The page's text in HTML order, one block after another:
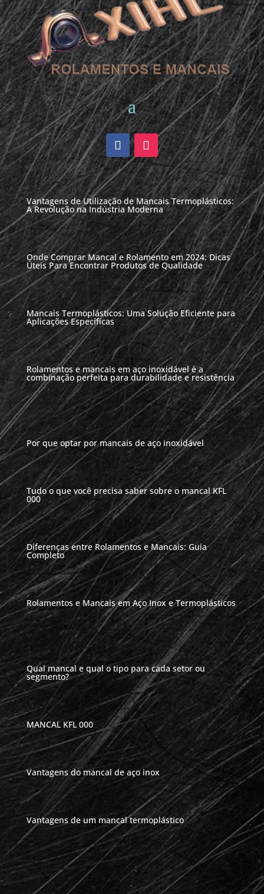
Vantagens de Utilização de Mancais Termoplásticos:
A Revolução na Indústria Moderna
Onde Comprar Mancal e Rolamento em 2024: Dicas
Úteis Para Encontrar Produtos de Qualidade
Mancais Termoplásticos: Uma Solução Eficiente para
Aplicações Específicas
Rolamentos e mancais em aço inoxidável é a
combinação perfeita para durabilidade e resistência
Por que optar por mancais de aço inoxidável
Tudo o que você precisa saber sobre o mancal KFL
000
Diferenças entre Rolamentos e Mancais: Guia
Completo
Rolamentos e Mancais em Aço Inox e Termoplásticos
Qual mancal e qual o tipo para cada setor ou
segmento?
MANCAL KFL 000
Vantagens do mancal de aço inox
Vantagens de um mancal termoplástico